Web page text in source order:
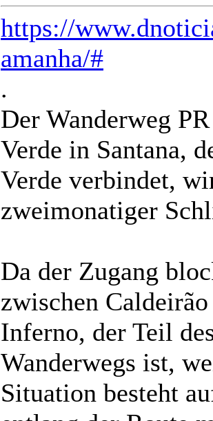
https://
amanha/#
.
Der Wanderweg
Verde in Santana,
Verde verbindet,
zweimonatiger
Da der Zugang
zwischen
Inferno, der Teil
Wanderwegs ist,
Situation besteht